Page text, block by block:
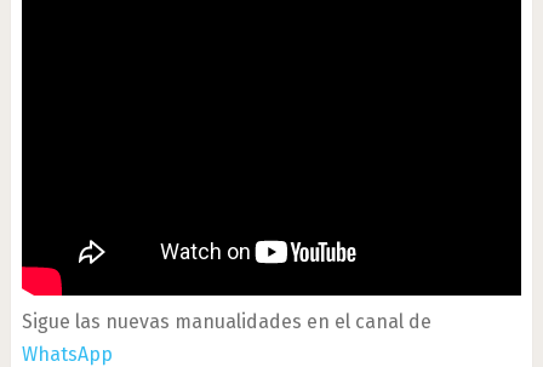
Sigue las nuevas manualidades en el canal de
WhatsApp